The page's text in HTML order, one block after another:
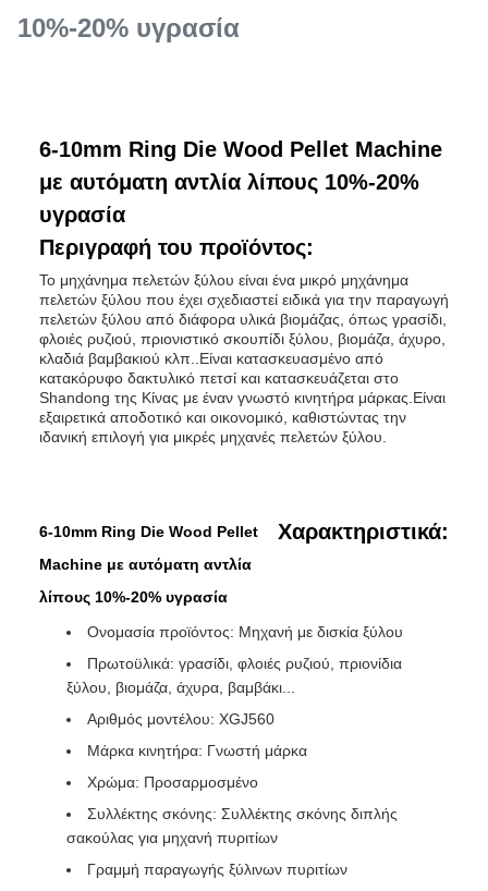
10%-20% υγρασία
6-10mm Ring Die Wood Pellet Machine
με αυτόματη αντλία λίπους 10%-20%
υγρασία
Περιγραφή του προϊόντος:
Το μηχάνημα πελετών ξύλου είναι ένα μικρό μηχάνημα
πελετών ξύλου που έχει σχεδιαστεί ειδικά για την παραγωγή
πελετών ξύλου από διάφορα υλικά βιομάζας, όπως γρασίδι,
φλοιές ρυζιού, πριονιστικό σκουπίδι ξύλου, βιομάζα, άχυρο,
κλαδιά βαμβακιού κλπ..Είναι κατασκευασμένο από
κατακόρυφο δακτυλικό πετσί και κατασκευάζεται στο
Shandong της Κίνας με έναν γνωστό κινητήρα μάρκας.Είναι
εξαιρετικά αποδοτικό και οικονομικό, καθιστώντας την
ιδανική επιλογή για μικρές μηχανές πελετών ξύλου.
6-10mm Ring Die Wood Pellet
Machine με αυτόματη αντλία
λίπους 10%-20% υγρασία
Χαρακτηριστικά:
Ονομασία προϊόντος: Μηχανή με δισκία ξύλου
Πρωτοϋλικά: γρασίδι, φλοιές ρυζιού, πριονίδια
ξύλου, βιομάζα, άχυρα, βαμβάκι...
Αριθμός μοντέλου: XGJ560
Μάρκα κινητήρα: Γνωστή μάρκα
Χρώμα: Προσαρμοσμένο
Συλλέκτης σκόνης: Συλλέκτης σκόνης διπλής
σακούλας για μηχανή πυριτίων
Γραμμή παραγωγής ξύλινων πυριτίων